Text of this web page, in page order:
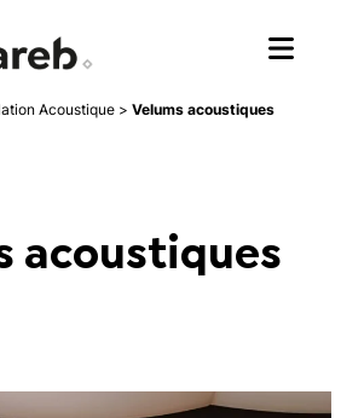
Acoustique > Velums acoustiques
acoustiques